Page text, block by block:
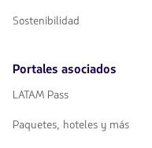
Sostenibilidad
Portales asociados
LATAM Pass
Paquetes, hoteles y más